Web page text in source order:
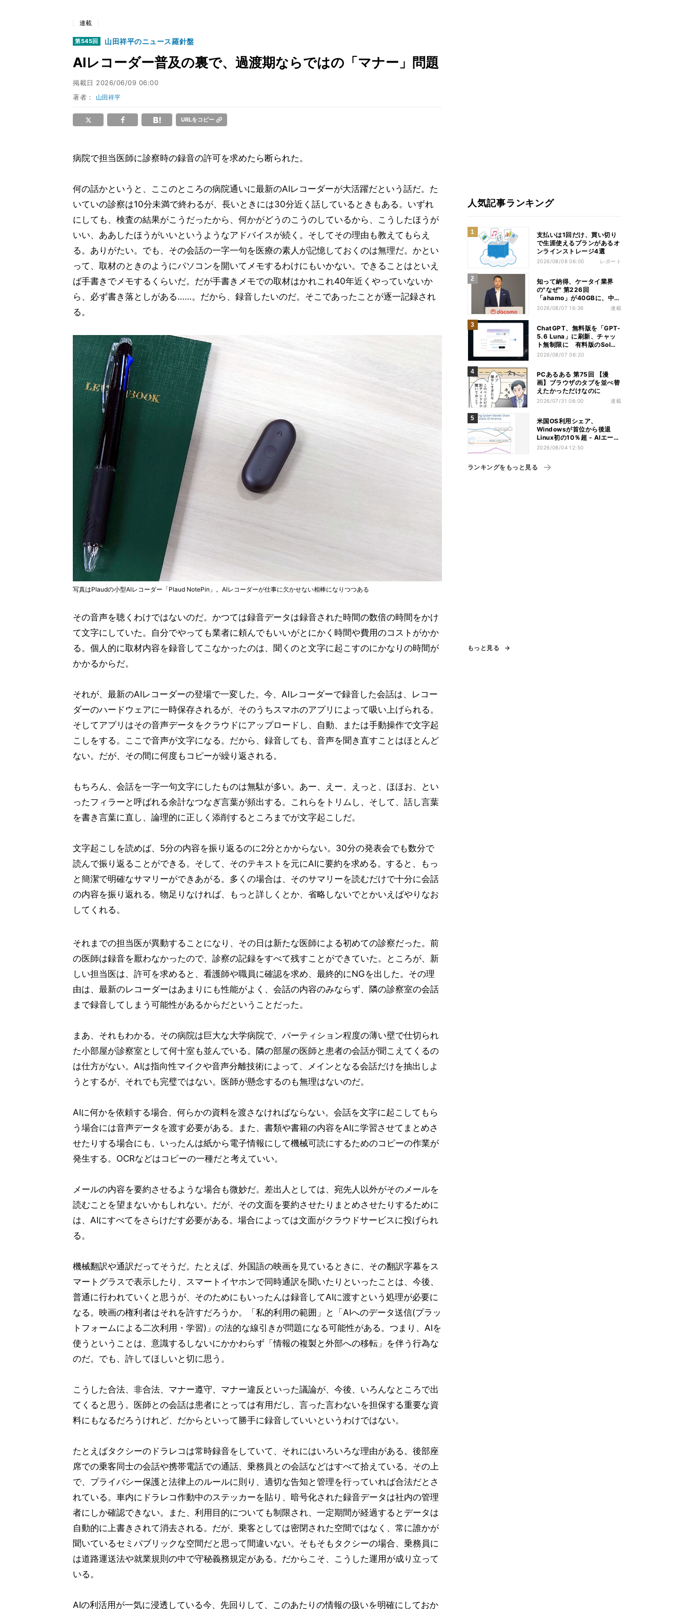
連載
第545回 山田祥平のニュース羅針盤
AIレコーダー普及の裏で、過渡期ならではの「マナー」問題
掲載日 2026/06/09 06:00
著者： 山田祥平
URLをコピー
病院で担当医師に診察時の録音の許可を求めたら断られた。
何の話かというと、ここのところの病院通いに最新のAIレコーダーが大活躍だという話だ。た
いていの診察は10分未満で終わるが、長いときには30分近く話しているときもある。いずれ
にしても、検査の結果がこうだったから、何かがどうのこうのしているから、こうしたほうが
いい、ああしたほうがいいというようなアドバイスが続く。そしてその理由も教えてもらえ
る。ありがたい。でも、その会話の一字一句を医療の素人が記憶しておくのは無理だ。かとい
って、取材のときのようにパソコンを開いてメモするわけにもいかない。できることはといえ
ば手書きでメモするくらいだ。だが手書きメモでの取材はかれこれ40年近くやっていないか
ら、必ず書き落としがある……。だから、録音したいのだ。そこであったことが逐一記録され
る。
写真はPlaudの小型AIレコーダー「Plaud NotePin」。AIレコーダーが仕事に欠かせない相棒になりつつある
その音声を聴くわけではないのだ。かつては録音データは録音された時間の数倍の時間をかけ
て文字にしていた。自分でやっても業者に頼んでもいいがとにかく時間や費用のコストがかか
る。個人的に取材内容を録音してこなかったのは、聞くのと文字に起こすのにかなりの時間が
かかるからだ。
それが、最新のAIレコーダーの登場で一変した。今、AIレコーダーで録音した会話は、レコー
ダーのハードウェアに一時保存されるが、そのうちスマホのアプリによって吸い上げられる。
そしてアプリはその音声データをクラウドにアップロードし、自動、または手動操作で文字起
こしをする。ここで音声が文字になる。だから、録音しても、音声を聞き直すことはほとんど
ない。だが、その間に何度もコピーが繰り返される。
もちろん、会話を一字一句文字にしたものは無駄が多い。あー、えー、えっと、ほほお、とい
ったフィラーと呼ばれる余計なつなぎ言葉が頻出する。これらをトリムし、そして、話し言葉
を書き言葉に直し、論理的に正しく添削するところまでが文字起こしだ。
文字起こしを読めば、5分の内容を振り返るのに2分とかからない。30分の発表会でも数分で
読んで振り返ることができる。そして、そのテキストを元にAIに要約を求める。すると、もっ
と簡潔で明確なサマリーができあがる。多くの場合は、そのサマリーを読むだけで十分に会話
の内容を振り返れる。物足りなければ、もっと詳しくとか、省略しないでとかいえばやりなお
してくれる。
それまでの担当医が異動することになり、その日は新たな医師による初めての診察だった。前
の医師は録音を厭わなかったので、診察の記録をすべて残すことができていた。ところが、新
しい担当医は、許可を求めると、看護師や職員に確認を求め、最終的にNGを出した。その理
由は、最新のレコーダーはあまりにも性能がよく、会話の内容のみならず、隣の診察室の会話
まで録音してしまう可能性があるからだということだった。
まあ、それもわかる。その病院は巨大な大学病院で、パーティション程度の薄い壁で仕切られ
た小部屋が診察室として何十室も並んでいる。隣の部屋の医師と患者の会話が聞こえてくるの
は仕方がない。AIは指向性マイクや音声分離技術によって、メインとなる会話だけを抽出しよ
うとするが、それでも完璧ではない。医師が懸念するのも無理はないのだ。
AIに何かを依頼する場合、何らかの資料を渡さなければならない。会話を文字に起こしてもら
う場合には音声データを渡す必要がある。また、書類や書籍の内容をAIに学習させてまとめさ
せたりする場合にも、いったんは紙から電子情報にして機械可読にするためのコピーの作業が
発生する。OCRなどはコピーの一種だと考えていい。
メールの内容を要約させるような場合も微妙だ。差出人としては、宛先人以外がそのメールを
読むことを望まないかもしれない。だが、その文面を要約させたりまとめさせたりするために
は、AIにすべてをさらけだす必要がある。場合によっては文面がクラウドサービスに投げられ
る。
機械翻訳や通訳だってそうだ。たとえば、外国語の映画を見ているときに、その翻訳字幕をス
マートグラスで表示したり、スマートイヤホンで同時通訳を聞いたりといったことは、今後、
普通に行われていくと思うが、そのためにもいったんは録音してAIに渡すという処理が必要に
なる。映画の権利者はそれを許すだろうか。「私的利用の範囲」と「AIへのデータ送信(プラッ
トフォームによる二次利用・学習)」の法的な線引きが問題になる可能性がある。つまり、AIを
使うということは、意識するしないにかかわらず「情報の複製と外部への移転」を伴う行為な
のだ。でも、許してほしいと切に思う。
こうした合法、非合法、マナー遵守、マナー違反といった議論が、今後、いろんなところで出
てくると思う。医師との会話は患者にとっては有用だし、言った言わないを担保する重要な資
料にもなるだろうけれど、だからといって勝手に録音していいというわけではない。
たとえばタクシーのドラレコは常時録音をしていて、それにはいろいろな理由がある。後部座
席での乗客同士の会話や携帯電話での通話、乗務員との会話などはすべて拾えている。その上
で、プライバシー保護と法律上のルールに則り、適切な告知と管理を行っていれば合法だとさ
れている。車内にドラレコ作動中のステッカーを貼り、暗号化された録音データは社内の管理
者にしか確認できない。また、利用目的についても制限され、一定期間が経過するとデータは
自動的に上書きされて消去される。だが、乗客としては密閉された空間ではなく、常に誰かが
聞いているセミパブリックな空間だと思って間違いない。そもそもタクシーの場合、乗務員に
は道路運送法や就業規則の中で守秘義務規定がある。だからこそ、こうした運用が成り立って
いる。
AIの利活用が一気に浸透している今、先回りして、このあたりの情報の扱いを明確にしておか
人気記事ランキング
支払いは1回だけ、買い切り
で生涯使えるプランがあるオ
ンラインストレージ4選
2026/08/08 06:00 レポート
知って納得、ケータイ業界
の"なぜ" 第226回
「ahamo」が40GBに、中容
量帯のキャンペーン競争激化
2026/08/07 16:36 連載
ChatGPT、無料版を「GPT-
5.6 Luna」に刷新、チャッ
ト無制限に 有料版のSolも
精度向上
2026/08/07 06:20
PCあるある 第75回 【漫
画】ブラウザのタブを並べ替
えたかっただけなのに
2026/07/31 08:00 連載
米国OS利用シェア、
Windowsが首位から後退
Linux初の10％超 - AIエージ
ェントが影響か
2026/08/04 12:50
ランキングをもっと見る
もっと見る